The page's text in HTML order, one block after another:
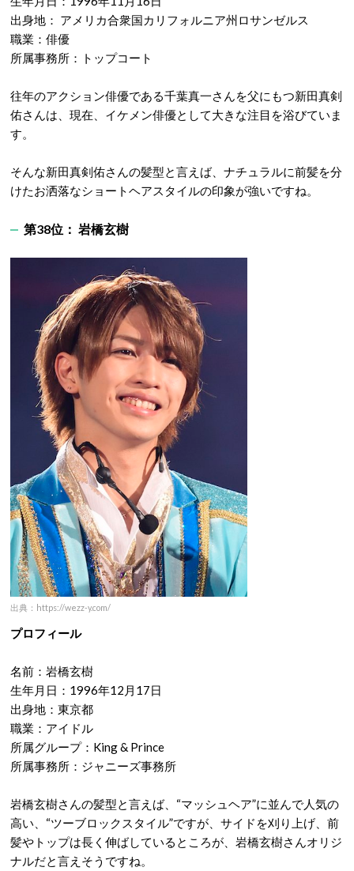
出身地： アメリカ合衆国カリフォルニア州ロサンゼルス
職業：俳優
所属事務所：トップコート
往年のアクション俳優である千葉真一さんを父にもつ新田真剣
佑さんは、現在、イケメン俳優として大きな注目を浴びていま
す。
そんな新田真剣佑さんの髪型と言えば、ナチュラルに前髪を分
けたお洒落なショートヘアスタイルの印象が強いですね。
第38位： 岩橋玄樹
出典：https://wezz-y.com/
プロフィール
名前：岩橋玄樹
生年月日：1996年12月17日
出身地：東京都
職業：アイドル
所属グループ：King & Prince
所属事務所：ジャニーズ事務所
岩橋玄樹さんの髪型と言えば、“マッシュヘア”に並んで人気の
高い、“ツーブロックスタイル”ですが、サイドを刈り上げ、前
髪やトップは長く伸ばしているところが、岩橋玄樹さんオリジ
ナルだと言えそうですね。